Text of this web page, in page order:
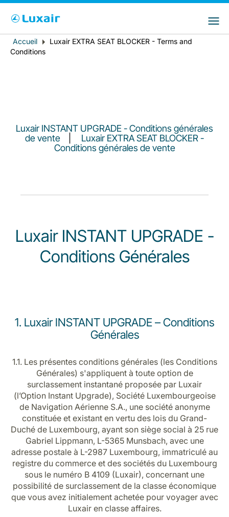
LuxairGroup
Carrières chez Luxair
Pays de résidence Langue préférée
Fil
Accueil
Luxair EXTRA SEAT BLOCKER - Terms and
Conditions
Luxair INSTANT UPGRADE - Conditions générales
de vente
Luxair EXTRA SEAT BLOCKER -
Conditions générales de vente
Luxair INSTANT UPGRADE -
Conditions Générales
1. Luxair INSTANT UPGRADE – Conditions
Générales
1.1. Les présentes conditions générales (les Conditions
Générales) s'appliquent à toute option de
surclassement instantané proposée par Luxair
(l’Option Instant Upgrade), Société Luxembourgeoise
de Navigation Aérienne S.A., une société anonyme
constituée et existant en vertu des lois du Grand-
Duché de Luxembourg, ayant son siège social à 25 rue
Gabriel Lippmann, L-5365 Munsbach, avec une
adresse postale à L-2987 Luxembourg, immatriculé au
registre du commerce et des sociétés du Luxembourg
sous le numéro B 4109 (Luxair), concernant une
possibilité de surclassement de la classe économique
que vous avez initialement achetée pour voyager avec
Luxair en classe affaires.